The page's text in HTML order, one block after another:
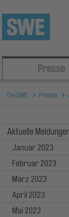
Presse
Die SWE Presse
Aktuelle
Januar 2023
Februar 2023
März 2023
April 2023
Mai 2023